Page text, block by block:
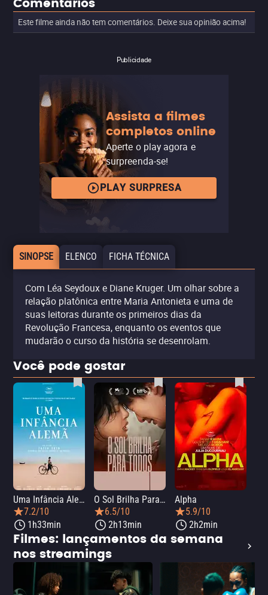
Este filme ainda não tem comentários. Deixe sua opinião acima!
Publicidade
Assista a filmes
completos online
Aperte o play agora e
surpreenda-se!
PLAY SURPRESA
SINOPSE ELENCO FICHA TÉCNICA
Com Léa Seydoux e Diane Kruger. Um olhar sobre a
relação platônica entre Maria Antonieta e uma de
suas leitoras durante os primeiros dias da
Revolução Francesa, enquanto os eventos que
mudarão o curso da história se desenrolam.
Você pode gostar
Uma Infância Alemã
7.2/10
1h33min
O Sol Brilha Para Todos
6.5/10
2h13min
Alpha
5.9/10
2h2min
Filmes: lançamentos da semana
nos streamings